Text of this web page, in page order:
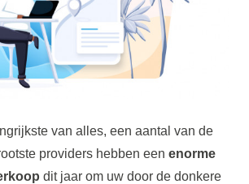
van alles, een aantal van de
providers hebben een enorme
dit jaar om uw door de donkere